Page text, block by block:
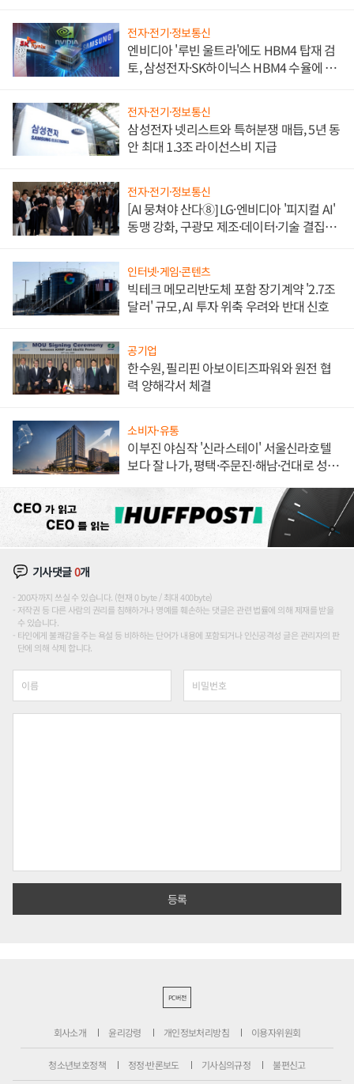
전자·전기·정보통신
엔비디아 '루빈 울트라'에도 HBM4 탑재 검
토, 삼성전자·SK하이닉스 HBM4 수율에 주
전자·전기·정보통신
삼성전자 넷리스트와 특허분쟁 매듭, 5년 동
안 최대 1.3조 라이선스비 지급
전자·전기·정보통신
[AI 뭉쳐야 산다⑧] LG·엔비디아 '피지컬 AI'
동맹 강화, 구광모 제조·데이터·기술 결집
인터넷·게임·콘텐츠
빅테크 메모리반도체 포함 장기계약 '2.7조
달러' 규모, AI 투자 위축 우려와 반대 신호
공기업
한수원, 필리핀 아보이티즈파워와 원전 협
력 양해각서 체결
소비자·유통
이부진 야심작 '신라스테이' 서울신라호텔
보다 잘 나가, 평택·주문진·해남·건대로 성
기사댓글0개
200자까지 쓰실 수 있습니다. (현재 0 byte / 최대 400byte)
저작권 등 다른 사람의 권리를 침해하거나 명예를 훼손하는 댓글은 관련 법률에 의해 제재를 받을
수 있습니다.
타인에게 불쾌감을 주는 욕설 등 비하하는 단어가 내용에 포함되거나 인신공격성 글은 관리자의 판
단에 의해 삭제 합니다.
PC버전
회사소개 윤리강령 개인정보처리방침 이용자위원회
청소년보호정책 정정·반론보도 기사심의규정 불편신고